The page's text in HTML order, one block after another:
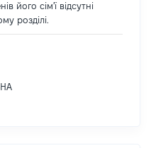
його сім'ї відсутні
розділі.